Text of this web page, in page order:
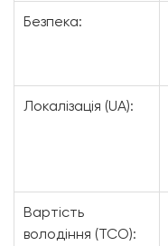
Безпека:
Локалізація (UA):
Вартість
володіння (TCO):